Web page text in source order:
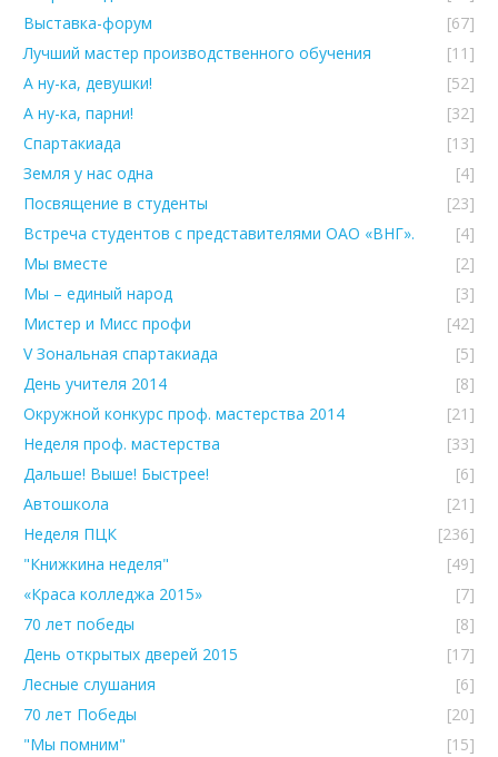
Выставка-форум
[67]
Лучший мастер производственного обучения
[11]
А ну-ка, девушки!
[52]
А ну-ка, парни!
[32]
Спартакиада
[13]
Земля у нас одна
[4]
Посвящение в студенты
[23]
Встреча студентов с представителями ОАО «ВНГ».
[4]
Мы вместе
[2]
Мы – единый народ
[3]
Мистер и Мисс профи
[42]
V Зональная спартакиада
[5]
День учителя 2014
[8]
Окружной конкурс проф. мастерства 2014
[21]
Неделя проф. мастерства
[33]
Дальше! Выше! Быстрее!
[6]
Автошкола
[21]
Неделя ПЦК
[236]
"Книжкина неделя"
[49]
«Краса колледжа 2015»
[7]
70 лет победы
[8]
День открытых дверей 2015
[17]
Лесные слушания
[6]
70 лет Победы
[20]
"Мы помним"
[15]